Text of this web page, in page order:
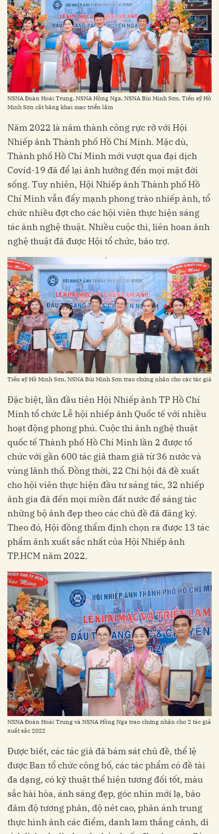
NSNA Đoàn Hoài Trung, NSNA Hồng Nga, NSNA Bùi Minh Sơn, Tiến sỹ Hồ
Minh Sơn cắt băng khai mạc triển lãm
Năm 2022 là năm thành công rực rỡ với Hội
Nhiếp ảnh Thành phố Hồ Chí Minh. Mặc dù,
Thành phố Hồ Chí Minh mới vượt qua đại dịch
Covid-19 đã để lại ảnh hưởng đến mọi mặt đời
sống. Tuy nhiên, Hội Nhiếp ảnh Thành phố Hồ
Chí Minh vẫn đẩy mạnh phong trào nhiếp ảnh, tổ
chức nhiều đợt cho các hội viên thực hiện sáng
tác ảnh nghệ thuật. Nhiều cuộc thi, liên hoan ảnh
nghệ thuật đã được Hội tổ chức, bảo trợ.
Tiến sỹ Hồ Minh Sơn, NSNA Bùi Minh Sơn trao chứng nhận cho các tác giả
Đặc biệt, lần đầu tiên Hội Nhiếp ảnh TP Hồ Chí
Minh tổ chức Lễ hội nhiếp ảnh Quốc tế với nhiều
hoạt động phong phú. Cuộc thi ảnh nghệ thuật
quốc tế Thành phố Hồ Chí Minh lần 2 được tổ
chức với gần 600 tác giả tham giả từ 36 nước và
vùng lãnh thổ. Đồng thời, 22 Chi hội đã đề xuất
cho hội viên thực hiện đầu tư sáng tác, 32 nhiếp
ảnh gia đã đến mọi miền đất nước để sáng tác
những bộ ảnh đẹp theo các chủ đề đã đăng ký.
Theo đó, Hội đồng thẩm định chọn ra được 13 tác
phẩm ảnh xuất sắc nhất của Hội Nhiếp ảnh
TP.HCM năm 2022.
NSNA Đoàn Hoài Trung và NSNA Hồng Nga trao chứng nhận cho 2 tác giả
xuất sắc 2022
Được biết, các tác giả đã bám sát chủ đề, thể lệ
được Ban tổ chức công bố, các tác phẩm có đề tài
đa dạng, có kỹ thuật thể hiện tương đối tốt, màu
sắc hài hòa, ánh sáng đẹp, góc nhìn mới lạ, bảo
đảm độ tương phản, độ nét cao, phản ánh trung
thực hình ảnh các điểm, danh lam thắng cảnh, di